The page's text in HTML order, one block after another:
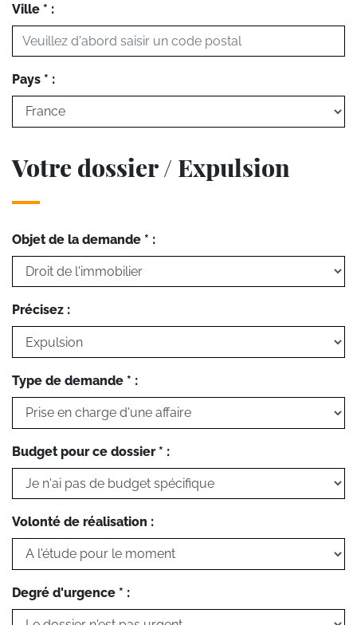
Ville * :
Pays * :
Votre dossier / Expulsion
Objet de la demande * :
Précisez :
Type de demande * :
Budget pour ce dossier * :
Volonté de réalisation :
Degré d'urgence * :